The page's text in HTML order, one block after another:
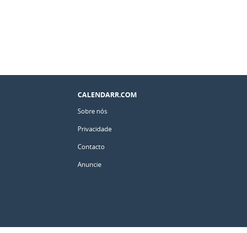
CALENDARR.COM
Sobre nós
Privacidade
Contacto
Anuncie